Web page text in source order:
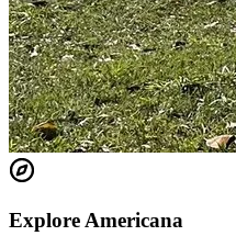
Explore Americana